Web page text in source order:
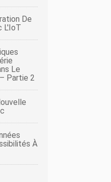
De
L'IoT
Le
Partie 2
À